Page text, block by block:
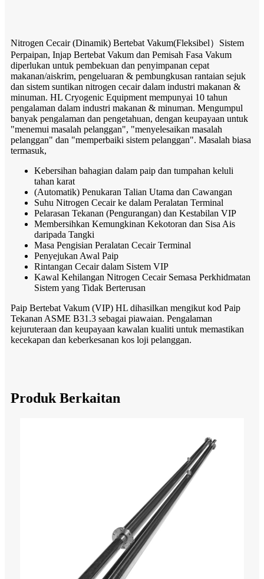
Nitrogen Cecair (Dinamik) Bertebat Vakum(Fleksibel） Sistem
Perpaipan, Injap Bertebat Vakum dan Pemisah Fasa Vakum
diperlukan untuk pembekuan dan penyimpanan cepat
makanan/aiskrim, pengeluaran & pembungkusan rantaian sejuk
dan sistem suntikan nitrogen cecair dalam industri makanan &
minuman. HL Cryogenic Equipment mempunyai 10 tahun
pengalaman dalam industri makanan & minuman. Mengumpul
banyak pengalaman dan pengetahuan, dengan keupayaan untuk
"menemui masalah pelanggan", "menyelesaikan masalah
pelanggan" dan "memperbaiki sistem pelanggan". Masalah biasa
termasuk,
Kebersihan bahagian dalam paip dan tumpahan keluli
tahan karat
(Automatik) Penukaran Talian Utama dan Cawangan
Suhu Nitrogen Cecair ke dalam Peralatan Terminal
Pelarasan Tekanan (Pengurangan) dan Kestabilan VIP
Membersihkan Kemungkinan Kekotoran dan Sisa Ais
daripada Tangki
Masa Pengisian Peralatan Cecair Terminal
Penyejukan Awal Paip
Rintangan Cecair dalam Sistem VIP
Kawal Kehilangan Nitrogen Cecair Semasa Perkhidmatan
Sistem yang Tidak Berterusan
Paip Bertebat Vakum (VIP) HL dihasilkan mengikut kod Paip
Tekanan ASME B31.3 sebagai piawaian. Pengalaman
kejuruteraan dan keupayaan kawalan kualiti untuk memastikan
kecekapan dan keberkesanan kos loji pelanggan.
Produk Berkaitan